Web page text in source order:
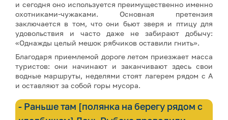
и сегодня оно используется преимущественно именно
охотниками-чужаками. Основная претензия
заключается в том, что они бьют зверя и птицу для
удовольствия и часто даже не забирают добычу:
«Однажды целый мешок рябчиков оставили гнить».
Благодаря приемлемой дороге летом приезжает масса
туристов: они начинают и заканчивают здесь свои
водные маршруты, неделями стоят лагерем рядом с А
и оставляют за собой горы мусора.
- Раньше там [полянка на берегу рядом с